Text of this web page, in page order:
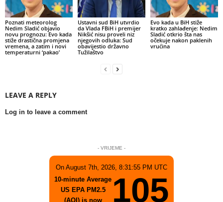
Poznati meteorolog
Nedim Sladić objavio
novu prognozu: Evo kada
stiže drastična promjena
vremena, a zatim i novi
temperaturni ‘pakao’
Ustavni sud BiH utvrdio
da Vlada FBiH i premijer
Nikšić nisu proveli niz
njegovih odluka: Sud
obavijestio državno
Tužilaštvo
Evo kada u BiH stiže
kratko zahlađenje: Nedim
Sladić otkrio šta nas
očekuje nakon paklenih
vrućina
LEAVE A REPLY
Log in to leave a comment
- VRIJEME -
On August 7th, 2026, 8:31:55 PM UTC
10-minute Average
US EPA PM2.5
(AQI) is now
105